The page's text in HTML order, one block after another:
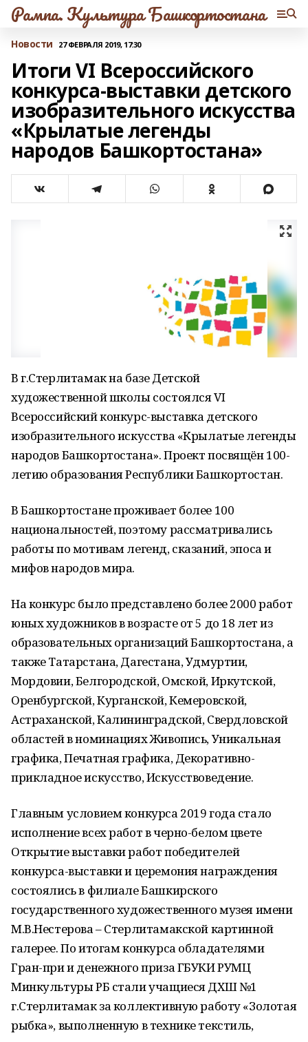
Рампа. Культура Башкортостана
Новости 27 ФЕВРАЛЯ 2019, 17:30
Итоги VI Всероссийского
конкурса-выставки детского
изобразительного искусства
«Крылатые легенды
народов Башкортостана»
В г.Стерлитамак на базе Детской
художественной школы состоялся VI
Всероссийский конкурс-выставка детского
изобразительного искусства «Крылатые легенды
народов Башкортостана». Проект посвящён 100-
летию образования Республики Башкортостан.
В Башкортостане проживает более 100
национальностей, поэтому рассматривались
работы по мотивам легенд, сказаний, эпоса и
мифов народов мира.
На конкурс было представлено более 2000 работ
юных художников в возрасте от 5 до 18 лет из
образовательных организаций Башкортостана, а
также Татарстана, Дагестана, Удмуртии,
Мордовии, Белгородской, Омской, Иркутской,
Оренбургской, Курганской, Кемеровской,
Астраханской, Калининградской, Свердловской
областей в номинациях Живопись, Уникальная
графика, Печатная графика, Декоративно-
прикладное искусство, Искусствоведение.
Главным условием конкурса 2019 года стало
исполнение всех работ в черно-белом цвете
Открытие выставки работ победителей
конкурса-выставки и церемония награждения
состоялись в филиале Башкирского
государственного художественного музея имени
М.В.Нестерова – Стерлитамакской картинной
галерее. По итогам конкурса обладателями
Гран-при и денежного приза ГБУКИ РУМЦ
Минкультуры РБ стали учащиеся ДХШ №1
г.Стерлитамак за коллективную работу «Золотая
рыбка», выполненную в технике текстиль,